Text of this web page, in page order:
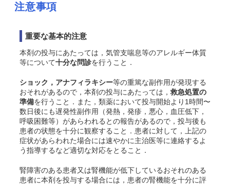
注意事項
重要な基本的注意
本剤の投与にあたっては，気管支喘息等のアレルギー体質
等について十分な問診を行うこと．
ショック，アナフィラキシー等の重篤な副作用が発現する
おそれがあるので，本剤の投与にあたっては，救急処置の
準備を行うこと．また，類薬において投与開始より1時間〜
数日後にも遅発性副作用（発熱，発疹，悪心，血圧低下，
呼吸困難等）があらわれるとの報告があるので，投与後も
患者の状態を十分に観察すること．患者に対して，上記の
症状があらわれた場合には速やかに主治医等に連絡するよ
う指導するなど適切な対応をとること．
腎障害のある患者又は腎機能が低下しているおそれのある
患者に本剤を投与する場合には，患者の腎機能を十分に評